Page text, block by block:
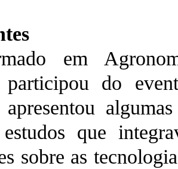
em
participou do
apresentou
que
sobre as